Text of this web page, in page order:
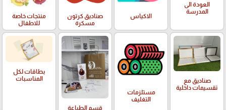
العودة الى
المدرسة
الاكياس
صناديق كرتون
مسكرة
منتجات خاصة
للاطفال
صناديق مع
تقسيمات داخلية
مستلزمات
التغليف
قسم الطباعة
بطاقات لكل
المناسبات